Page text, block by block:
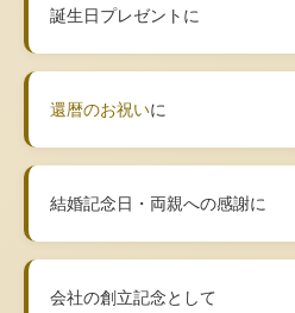
誕生日プレゼントに
還暦のお祝いに
結婚記念日・両親への感謝に
会社の創立記念として